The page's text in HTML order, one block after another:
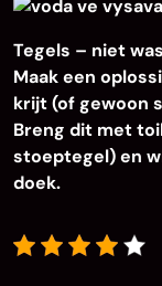
Tegels – niet
Maak een
krijt (of gewoon
Breng dit met
stoeptegel) en
doek.